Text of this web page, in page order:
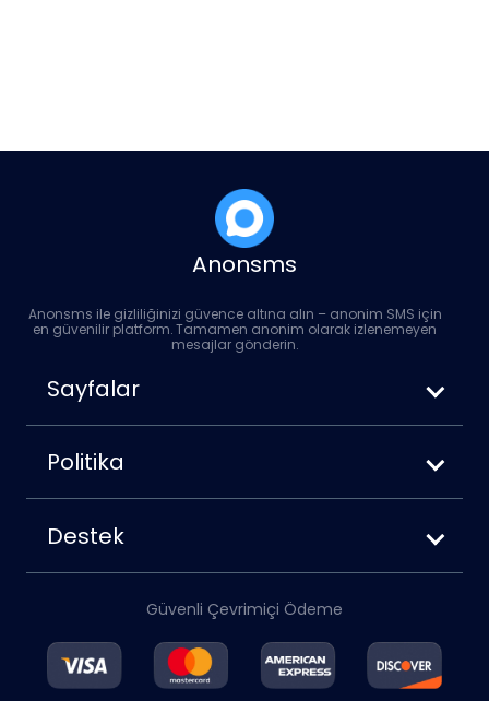
Anonsms
Anonsms ile gizliliğinizi güvence altına alın – anonim SMS için
en güvenilir platform. Tamamen anonim olarak izlenemeyen
mesajlar gönderin.
Sayfalar
Anonim SMS Nasıl Gönderilir?
Anonsms vs. Anonymoustext
Mesajlaşırken Numaranızı Nasıl
Gizleyebilirsiniz?
Politika
Kullanım Koşulları
Gizlilik Politikası
Çerez Politikası
Sorumluluk reddi
Geri Ödeme Politikası
Destek
Hakkımızda
Blog
Güvenli Çevrimiçi Ödeme